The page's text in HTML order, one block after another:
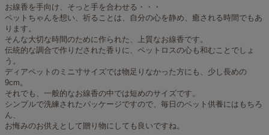
お線香を手向け、そっと手を合わせる・・・
ペットちゃんを想い、祈ることは、自分の心を静め、癒される時間でもあ
ります。
そんな大切な時間のために作られた、上質なお線香です。
伝統的な調合で作りだされた香りに、ペットロスの心も和むことでしょ
う。
ディアペットのミニ寸サイズでは物足りなかった方にも、少し長めの
9cm。
それでも、一般的なお線香の中では短めのサイズです。
シンプルで洗練されたパッケージですので、毎日のペット供養にはもちろ
ん、
お悔みのお供えとして贈り物にしても良いですね。